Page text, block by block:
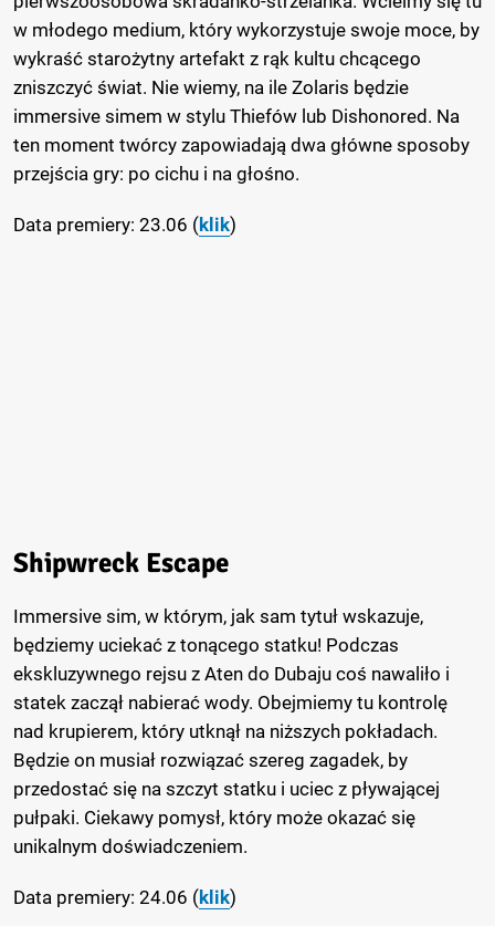
w młodego medium, który wykorzystuje swoje moce, by
wykraść starożytny artefakt z rąk kultu chcącego
zniszczyć świat. Nie wiemy, na ile Zolaris będzie
immersive simem w stylu Thiefów lub Dishonored. Na
ten moment twórcy zapowiadają dwa główne sposoby
przejścia gry: po cichu i na głośno.
Data premiery: 23.06 (klik)
Shipwreck Escape
Immersive sim, w którym, jak sam tytuł wskazuje,
będziemy uciekać z tonącego statku! Podczas
ekskluzywnego rejsu z Aten do Dubaju coś nawaliło i
statek zaczął nabierać wody. Obejmiemy tu kontrolę
nad krupierem, który utknął na niższych pokładach.
Będzie on musiał rozwiązać szereg zagadek, by
przedostać się na szczyt statku i uciec z pływającej
pułpaki. Ciekawy pomysł, który może okazać się
unikalnym doświadczeniem.
Data premiery: 24.06 (klik)